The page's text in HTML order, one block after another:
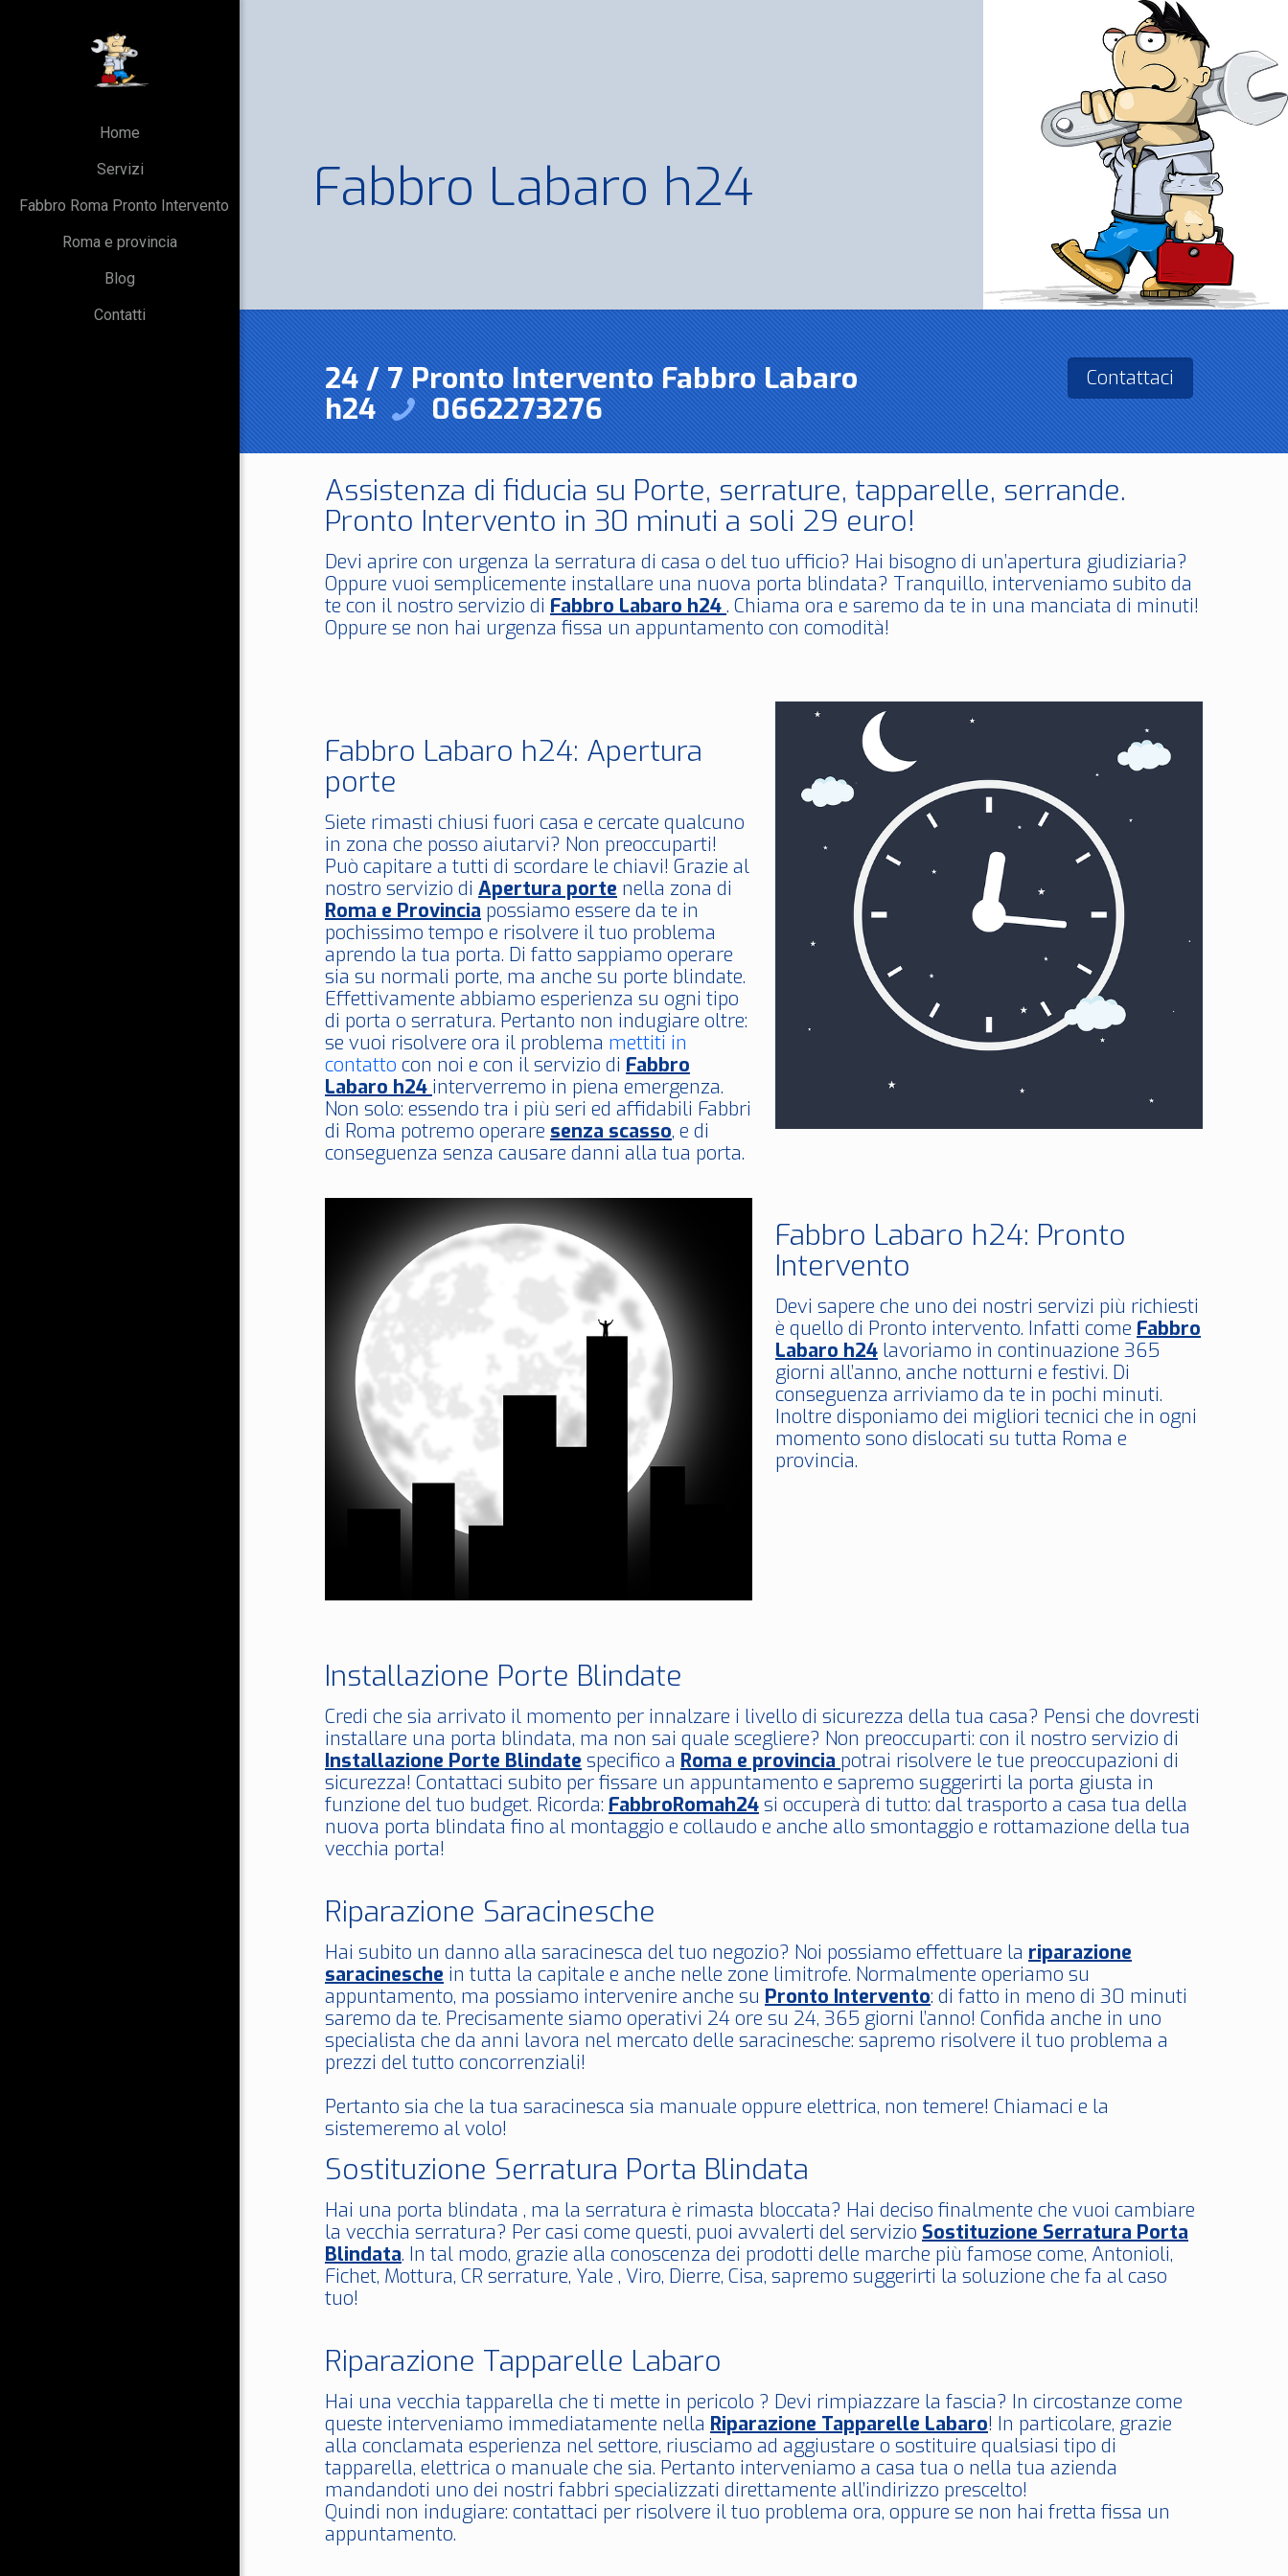
Home
Servizi
Fabbro Roma Pronto Intervento
Roma e provincia
Blog
Contatti
Fabbro Labaro h24
24 / 7 Pronto Intervento Fabbro Labaro
h24
0662273276
Contattaci
Assistenza di fiducia su Porte, serrature, tapparelle, serrande.
Pronto Intervento in 30 minuti a soli 29 euro!
Devi aprire con urgenza la serratura di casa o del tuo ufficio? Hai bisogno di un’apertura giudiziaria?
Oppure vuoi semplicemente installare una nuova porta blindata? Tranquillo, interveniamo subito da
te con il nostro servizio di Fabbro Labaro h24. Chiama ora e saremo da te in una manciata di minuti!
Oppure se non hai urgenza fissa un appuntamento con comodità!
Fabbro Labaro h24: Apertura
porte
Siete rimasti chiusi fuori casa e cercate qualcuno
in zona che posso aiutarvi? Non preoccuparti!
Può capitare a tutti di scordare le chiavi! Grazie al
nostro servizio di Apertura porte nella zona di
Roma e Provincia possiamo essere da te in
pochissimo tempo e risolvere il tuo problema
aprendo la tua porta. Di fatto sappiamo operare
sia su normali porte, ma anche su porte blindate.
Effettivamente abbiamo esperienza su ogni tipo
di porta o serratura. Pertanto non indugiare oltre:
se vuoi risolvere ora il problema mettiti in
contatto con noi e con il servizio di Fabbro
Labaro h24 interverremo in piena emergenza.
Non solo: essendo tra i più seri ed affidabili Fabbri
di Roma potremo operare senza scasso, e di
conseguenza senza causare danni alla tua porta.
Fabbro Labaro h24: Pronto
Intervento
Devi sapere che uno dei nostri servizi più richiesti
è quello di Pronto intervento. Infatti come Fabbro
Labaro h24 lavoriamo in continuazione 365
giorni all’anno, anche notturni e festivi. Di
conseguenza arriviamo da te in pochi minuti.
Inoltre disponiamo dei migliori tecnici che in ogni
momento sono dislocati su tutta Roma e
provincia.
Installazione Porte Blindate
Credi che sia arrivato il momento per innalzare i livello di sicurezza della tua casa? Pensi che dovresti
installare una porta blindata, ma non sai quale scegliere? Non preoccuparti: con il nostro servizio di
Installazione Porte Blindate specifico a Roma e provincia potrai risolvere le tue preoccupazioni di
sicurezza! Contattaci subito per fissare un appuntamento e sapremo suggerirti la porta giusta in
funzione del tuo budget. Ricorda: FabbroRomah24si occuperà di tutto: dal trasporto a casa tua della
nuova porta blindata fino al montaggio e collaudo e anche allo smontaggio e rottamazione della tua
vecchia porta!
Riparazione Saracinesche
Hai subito un danno alla saracinesca del tuo negozio? Noi possiamo effettuare la riparazione
saracinesche in tutta la capitale e anche nelle zone limitrofe. Normalmente operiamo su
appuntamento, ma possiamo intervenire anche su Pronto Intervento: di fatto in meno di 30 minuti
saremo da te. Precisamente siamo operativi 24 ore su 24, 365 giorni l’anno! Confida anche in uno
specialista che da anni lavora nel mercato delle saracinesche: sapremo risolvere il tuo problema a
prezzi del tutto concorrenziali!
Pertanto sia che la tua saracinesca sia manuale oppure elettrica, non temere! Chiamaci e la
sistemeremo al volo!
Sostituzione Serratura Porta Blindata
Hai una porta blindata , ma la serratura è rimasta bloccata? Hai deciso finalmente che vuoi cambiare
la vecchia serratura? Per casi come questi, puoi avvalerti del servizio Sostituzione Serratura Porta
Blindata. In tal modo, grazie alla conoscenza dei prodotti delle marche più famose come, Antonioli,
Fichet, Mottura, CR serrature, Yale , Viro, Dierre, Cisa, sapremo suggerirti la soluzione che fa al caso
tuo!
Riparazione Tapparelle Labaro
Hai una vecchia tapparella che ti mette in pericolo ? Devi rimpiazzare la fascia? In circostanze come
queste interveniamo immediatamente nella Riparazione Tapparelle Labaro! In particolare, grazie
alla conclamata esperienza nel settore, riusciamo ad aggiustare o sostituire qualsiasi tipo di
tapparella, elettrica o manuale che sia. Pertanto interveniamo a casa tua o nella tua azienda
mandandoti uno dei nostri fabbri specializzati direttamente all’indirizzo prescelto!
Quindi non indugiare: contattaci per risolvere il tuo problema ora, oppure se non hai fretta fissa un
appuntamento.